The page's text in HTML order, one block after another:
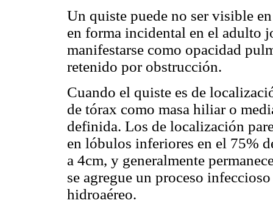
Un quiste puede no ser visible
en forma incidental en el adulto
manifestarse como opacidad
retenido por obstrucción.
Cuando el quiste es de
de tórax como masa hiliar o
definida. Los de localización
en lóbulos inferiores en el 75%
a 4cm, y generalmente
se agregue un proceso
hidroaéreo.